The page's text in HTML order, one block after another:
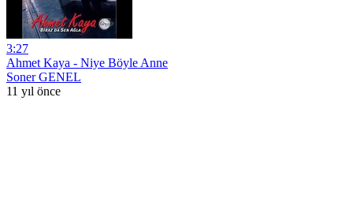
3:27
Ahmet Kaya - Niye Böyle Anne
Soner GENEL
11 yıl önce